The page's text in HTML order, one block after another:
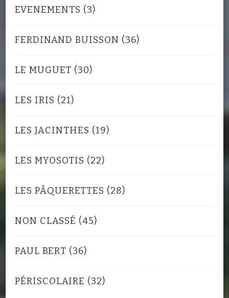
EVENEMENTS (3)
FERDINAND BUISSON (36)
LE MUGUET (30)
LES IRIS (21)
LES JACINTHES (19)
LES MYOSOTIS (22)
LES PÂQUERETTES (28)
NON CLASSÉ (45)
PAUL BERT (36)
PÉRISCOLAIRE (32)